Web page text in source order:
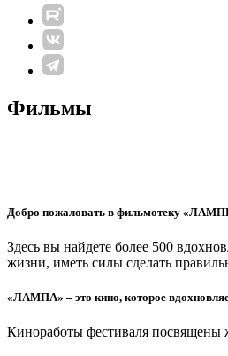
Фильмы
Добро пожаловать в фильмотеку
Здесь вы найдете более 500
жизни, иметь силы сделать
«ЛАМПА» – это кино, которое
Киноработы фестиваля посвящены